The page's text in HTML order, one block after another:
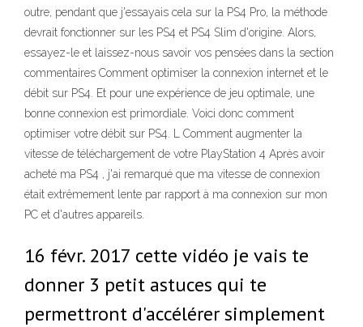
outre, pendant que j'essayais cela sur la PS4 Pro, la méthode
devrait fonctionner sur les PS4 et PS4 Slim d'origine. Alors,
essayez-le et laissez-nous savoir vos pensées dans la section
commentaires Comment optimiser la connexion internet et le
débit sur PS4. Et pour une expérience de jeu optimale, une
bonne connexion est primordiale. Voici donc comment
optimiser votre débit sur PS4. L Comment augmenter la
vitesse de téléchargement de votre PlayStation 4 Après avoir
acheté ma PS4 , j'ai remarqué que ma vitesse de connexion
était extrêmement lente par rapport à ma connexion sur mon
PC et d'autres appareils.
16 févr. 2017 cette vidéo je vais te
donner 3 petit astuces qui te
permettront d'accélérer simplement